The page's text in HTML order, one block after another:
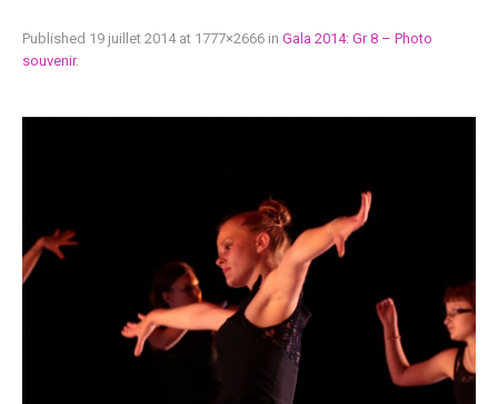
Published 19 juillet 2014at 1777×2666 in Gala 2014: Gr 8 – Photo
souvenir.